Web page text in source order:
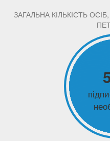
ЗАГАЛЬНА КІЛЬКІСТЬ